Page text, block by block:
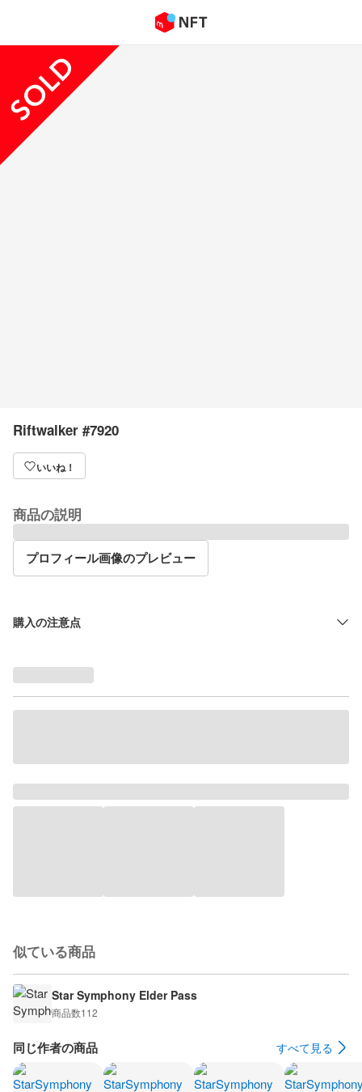
Riftwalker #7920
いいね！
商品の説明
プロフィール画像のプレビュー
購入の注意点
似ている商品
Star Symphony Elder Pass
商品数112
同じ作者の商品 すべて見る